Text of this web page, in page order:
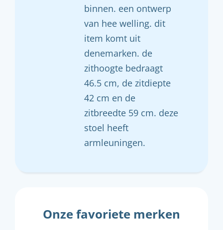
binnen. een ontwerp
van hee welling. dit
item komt uit
denemarken. de
zithoogte bedraagt
46.5 cm, de zitdiepte
42 cm en de
zitbreedte 59 cm. deze
stoel heeft
armleuningen.
Onze favoriete merken